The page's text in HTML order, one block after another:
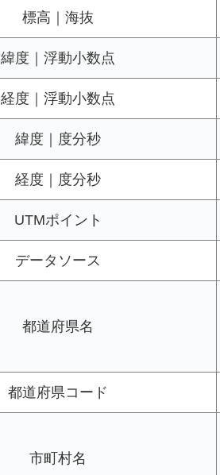
標高｜海抜
緯度｜浮動小数点
経度｜浮動小数点
緯度｜度分秒
経度｜度分秒
UTMポイント
データソース
都道府県名
都道府県コード
市町村名